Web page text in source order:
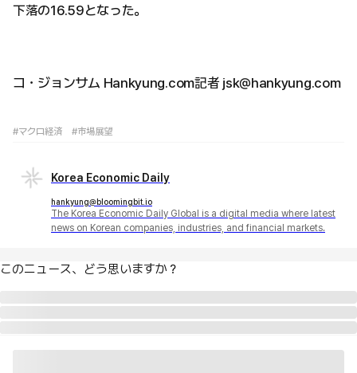
下落の16.59となった。
コ・ジョンサム Hankyung.com記者 jsk@hankyung.com
#マクロ経済 #市場展望
Korea Economic Daily
hankyung@bloomingbit.io
The Korea Economic Daily Global is a digital media where latest
news on Korean companies, industries, and financial markets.
このニュース、どう思いますか？